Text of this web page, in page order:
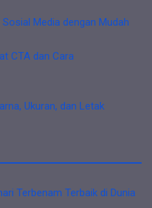
Media dengan Mudah
CTA dan Cara
Ukuran, dan Letak
Terbenam Terbaik di Dunia